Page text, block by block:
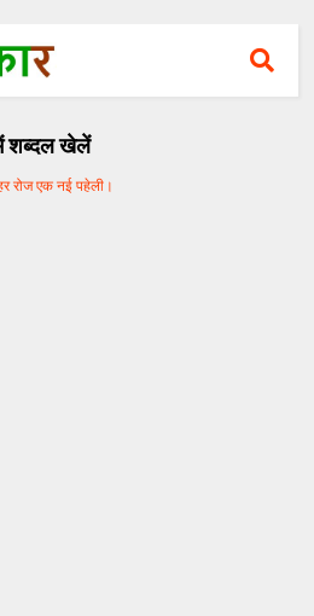
में शब्दल खेलें
रोज एक नई पहेली।